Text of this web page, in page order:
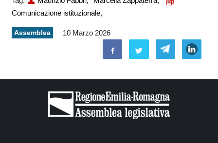
Comunicazione istituzionale,
Assemblea 10 Marzo 2026